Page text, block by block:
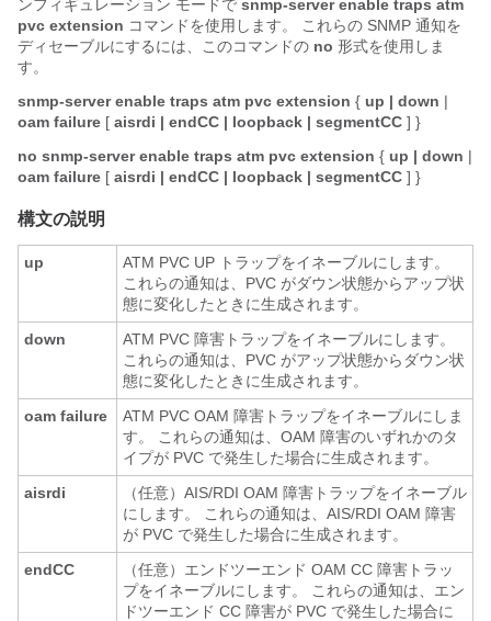
ンフィギュレーション モードで snmp-server enable traps atm
pvc extension コマンドを使用します。 これらの SNMP 通知を
ディセーブルにするには、このコマンドの no 形式を使用しま
す。
snmp-server enable traps atm pvc extension { up | down |
oam failure [ aisrdi | endCC | loopback | segmentCC ] }
no snmp-server enable traps atm pvc extension { up | down |
oam failure [ aisrdi | endCC | loopback | segmentCC ] }
構文の説明
up
ATM PVC UP トラップをイネーブルにします。
これらの通知は、PVC がダウン状態からアップ状
態に変化したときに生成されます。
down
ATM PVC 障害トラップをイネーブルにします。
これらの通知は、PVC がアップ状態からダウン状
態に変化したときに生成されます。
oam failure
ATM PVC OAM 障害トラップをイネーブルにしま
す。 これらの通知は、OAM 障害のいずれかのタ
イプが PVC で発生した場合に生成されます。
aisrdi
（任意）AIS/RDI OAM 障害トラップをイネーブル
にします。 これらの通知は、AIS/RDI OAM 障害
が PVC で発生した場合に生成されます。
endCC
（任意）エンドツーエンド OAM CC 障害トラッ
プをイネーブルにします。 これらの通知は、エン
ドツーエンド CC 障害が PVC で発生した場合に